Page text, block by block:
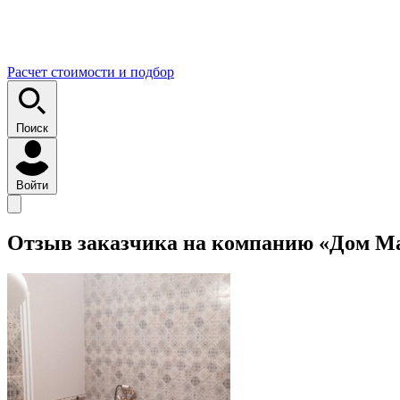
Расчет стоимости и подбор
Поиск
Войти
Отзыв заказчика на компанию «Дом